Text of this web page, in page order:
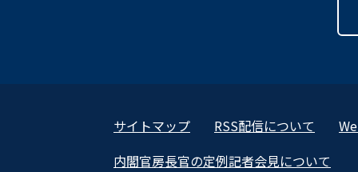
サイトマップ RSS配信について
内閣官房長官の定例記者会見について